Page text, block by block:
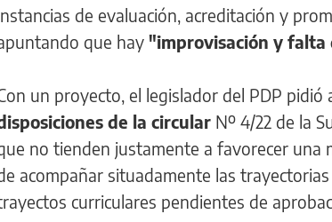
de evaluación, acreditación y
que hay "improvisación y falta
un proyecto, el legislador del PDP pidió
de la circular Nº 4/22 de la
no tienden justamente a favorecer una
acompañar situadamente las
curriculares pendientes de